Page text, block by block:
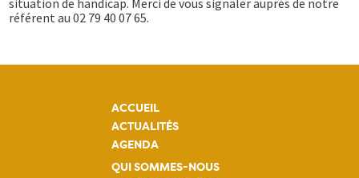
référent au 02 79 40 07 65.
ACCUEIL
ACTUALITÉS
AGENDA
QUI SOMMES-NOUS